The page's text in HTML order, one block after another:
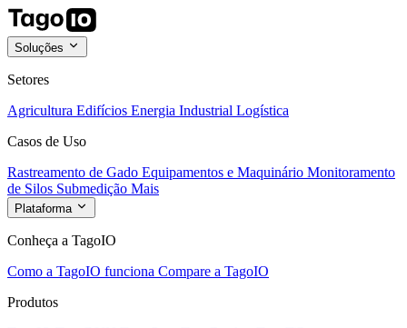
Soluções
Setores
Agricultura Edifícios Energia Industrial Logística
Casos de Uso
Rastreamento de Gado Equipamentos e Maquinário Monitoramento
de Silos Submedição Mais
Plataforma
Conheça a TagoIO
Como a TagoIO funciona Compare a TagoIO
Produtos